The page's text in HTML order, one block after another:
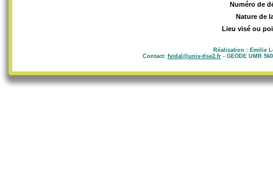
Numéro de
Nature de
Lieu visé ou
Réalisation : Emilie
Contact: fvidal@univ-tlse2.fr- GEODE UMR